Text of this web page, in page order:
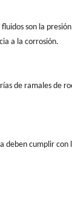
son la
a la corrosión.
de ramales de
deben cumplir